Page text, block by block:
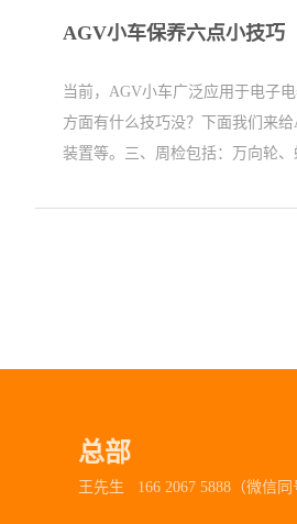
AGV小车保养六点小技巧
当前，AGV小车广泛应用于电子
方面有什么技巧没？下面我们来
装置等。三、周检包括：万向轮
总部
王先生 166 2067 5888（微信同